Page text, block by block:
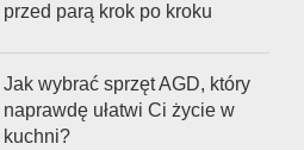
przed parą krok po kroku
Jak wybrać sprzęt AGD, który
naprawdę ułatwi Ci życie w
kuchni?